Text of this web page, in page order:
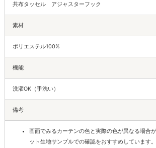
共布タッセル アジャスターフック
素材
ポリエステル100%
機能
洗濯OK（手洗い）
備考
画面でみるカーテンの色と実際の色が異なる場合
ット生地サンプルでの確認をおすすめしています。